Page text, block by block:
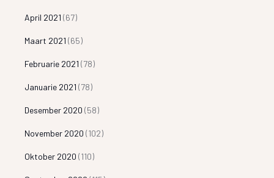
April 2021 (67)
Maart 2021 (65)
Februarie 2021 (78)
Januarie 2021 (78)
Desember 2020 (58)
November 2020 (102)
Oktober 2020 (110)